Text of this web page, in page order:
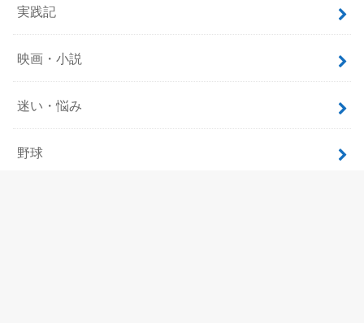
実践記
映画・小説
迷い・悩み
野球